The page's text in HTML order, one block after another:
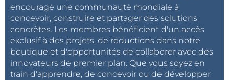
encouragé une communauté mondiale à
concevoir, construire et partager des solutions
concrètes. Les membres bénéficient d'un accès
exclusif à des projets, de réductions dans notre
boutique et d'opportunités de collaborer avec des
innovateurs de premier plan. Que vous soyez en
train d'apprendre, de concevoir ou de développer